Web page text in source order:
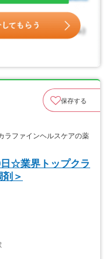
保存する
ラファインヘルスケアの薬
日☆業界トップクラ
＞